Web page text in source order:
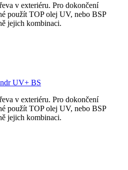
v exteriéru. Pro dokončení
použít TOP olej UV, nebo BSP
jejich kombinaci.
UV+ BS
v exteriéru. Pro dokončení
použít TOP olej UV, nebo BSP
jejich kombinaci.